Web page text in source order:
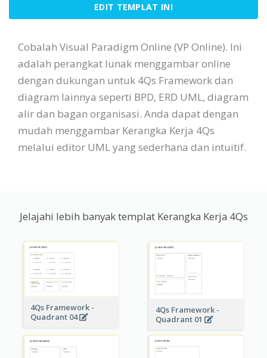
EDIT TEMPLAT INI
Cobalah Visual Paradigm Online (VP Online). Ini
adalah perangkat lunak menggambar online
dengan dukungan untuk 4Qs Framework dan
diagram lainnya seperti BPD, ERD UML, diagram
alir dan bagan organisasi. Anda dapat dengan
mudah menggambar Kerangka Kerja 4Qs
melalui editor UML yang sederhana dan intuitif.
Jelajahi lebih banyak templat Kerangka Kerja 4Qs
4Qs Framework -
Quadrant 04
4Qs Framework -
Quadrant 01